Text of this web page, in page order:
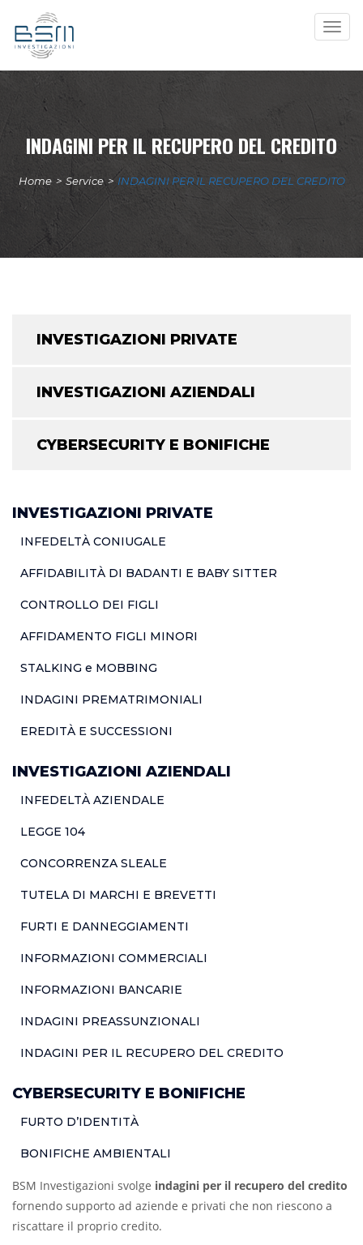
INDAGINI PER IL RECUPERO DEL CREDITO
Home > Service > INDAGINI PER IL RECUPERO DEL CREDITO
INVESTIGAZIONI PRIVATE
INVESTIGAZIONI AZIENDALI
CYBERSECURITY E BONIFICHE
INVESTIGAZIONI PRIVATE
INFEDELTÀ CONIUGALE
AFFIDABILITÀ DI BADANTI E BABY SITTER
CONTROLLO DEI FIGLI
AFFIDAMENTO FIGLI MINORI
STALKING e MOBBING
INDAGINI PREMATRIMONIALI
EREDITÀ E SUCCESSIONI
INVESTIGAZIONI AZIENDALI
INFEDELTÀ AZIENDALE
LEGGE 104
CONCORRENZA SLEALE
TUTELA DI MARCHI E BREVETTI
FURTI E DANNEGGIAMENTI
INFORMAZIONI COMMERCIALI
INFORMAZIONI BANCARIE
INDAGINI PREASSUNZIONALI
INDAGINI PER IL RECUPERO DEL CREDITO
CYBERSECURITY E BONIFICHE
FURTO D’IDENTITÀ
BONIFICHE AMBIENTALI
BSM Investigazioni svolge indagini per il recupero del credito
fornendo supporto ad aziende e privati che non riescono a
riscattare il proprio credito.